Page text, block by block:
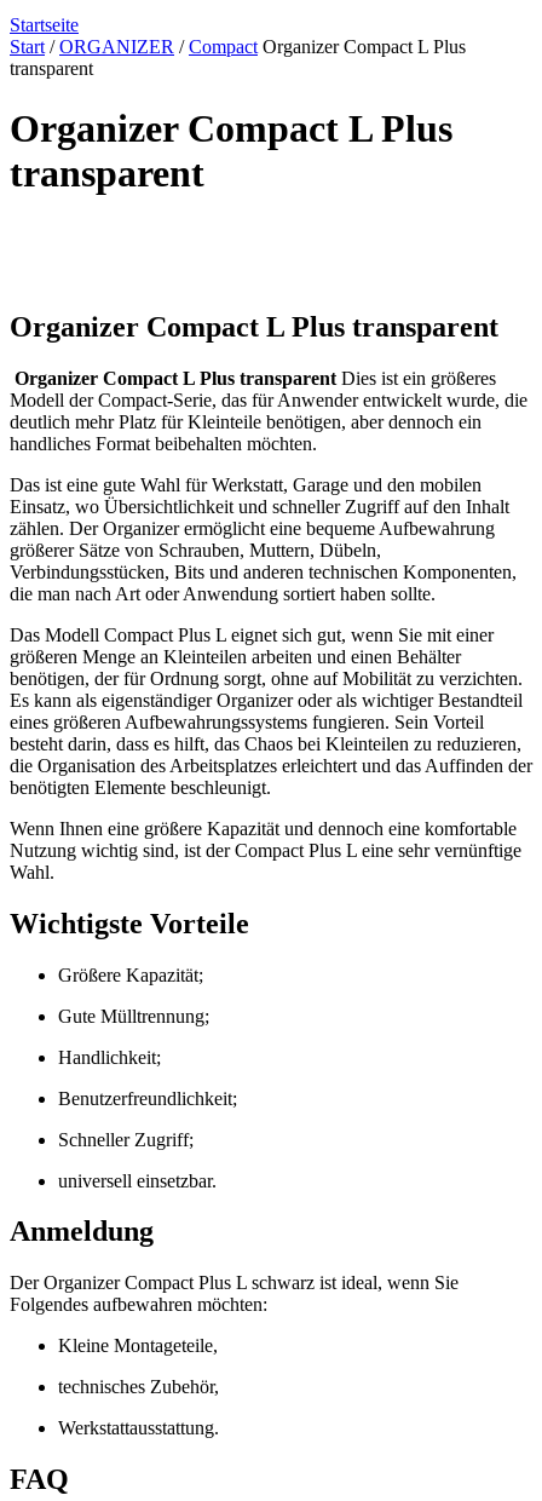
Startseite
Start /ORGANIZER /Compact Organizer Compact L Plus
transparent
Organizer Compact L Plus
transparent
Organizer Compact L Plus transparent
Organizer Compact L Plus transparent Dies ist ein größeres
Modell der Compact-Serie, das für Anwender entwickelt wurde, die
deutlich mehr Platz für Kleinteile benötigen, aber dennoch ein
handliches Format beibehalten möchten.
Das ist eine gute Wahl für Werkstatt, Garage und den mobilen
Einsatz, wo Übersichtlichkeit und schneller Zugriff auf den Inhalt
zählen. Der Organizer ermöglicht eine bequeme Aufbewahrung
größerer Sätze von Schrauben, Muttern, Dübeln,
Verbindungsstücken, Bits und anderen technischen Komponenten,
die man nach Art oder Anwendung sortiert haben sollte.
Das Modell Compact Plus L eignet sich gut, wenn Sie mit einer
größeren Menge an Kleinteilen arbeiten und einen Behälter
benötigen, der für Ordnung sorgt, ohne auf Mobilität zu verzichten.
Es kann als eigenständiger Organizer oder als wichtiger Bestandteil
eines größeren Aufbewahrungssystems fungieren. Sein Vorteil
besteht darin, dass es hilft, das Chaos bei Kleinteilen zu reduzieren,
die Organisation des Arbeitsplatzes erleichtert und das Auffinden der
benötigten Elemente beschleunigt.
Wenn Ihnen eine größere Kapazität und dennoch eine komfortable
Nutzung wichtig sind, ist der Compact Plus L eine sehr vernünftige
Wahl.
Wichtigste Vorteile
Größere Kapazität;
Gute Mülltrennung;
Handlichkeit;
Benutzerfreundlichkeit;
Schneller Zugriff;
universell einsetzbar.
Anmeldung
Der Organizer Compact Plus L schwarz ist ideal, wenn Sie
Folgendes aufbewahren möchten:
Kleine Montageteile,
technisches Zubehör,
Werkstattausstattung.
FAQ